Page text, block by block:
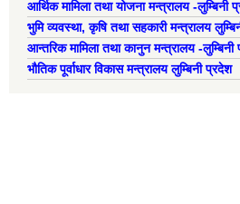
आर्थिक मामिला तथा योजना मन्त्रालय -लुम्बिनी
भुमि व्यवस्था, कृषि तथा सहकारी मन्त्रालय
आन्तरिक मामिला तथा कानुन मन्त्रालय -लुम्बिनी
भौतिक पूर्वाधार विकास मन्त्रालय लुम्बिनी प्रदेश